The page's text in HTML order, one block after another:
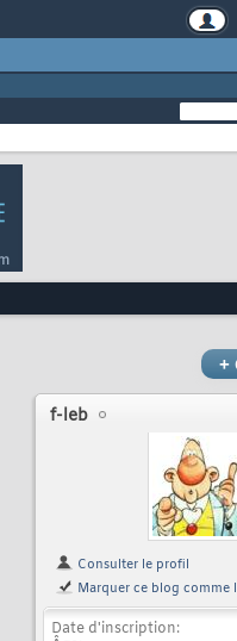
+
f-leb
Consulter le profil
Marquer ce blog comme
Date d'inscription